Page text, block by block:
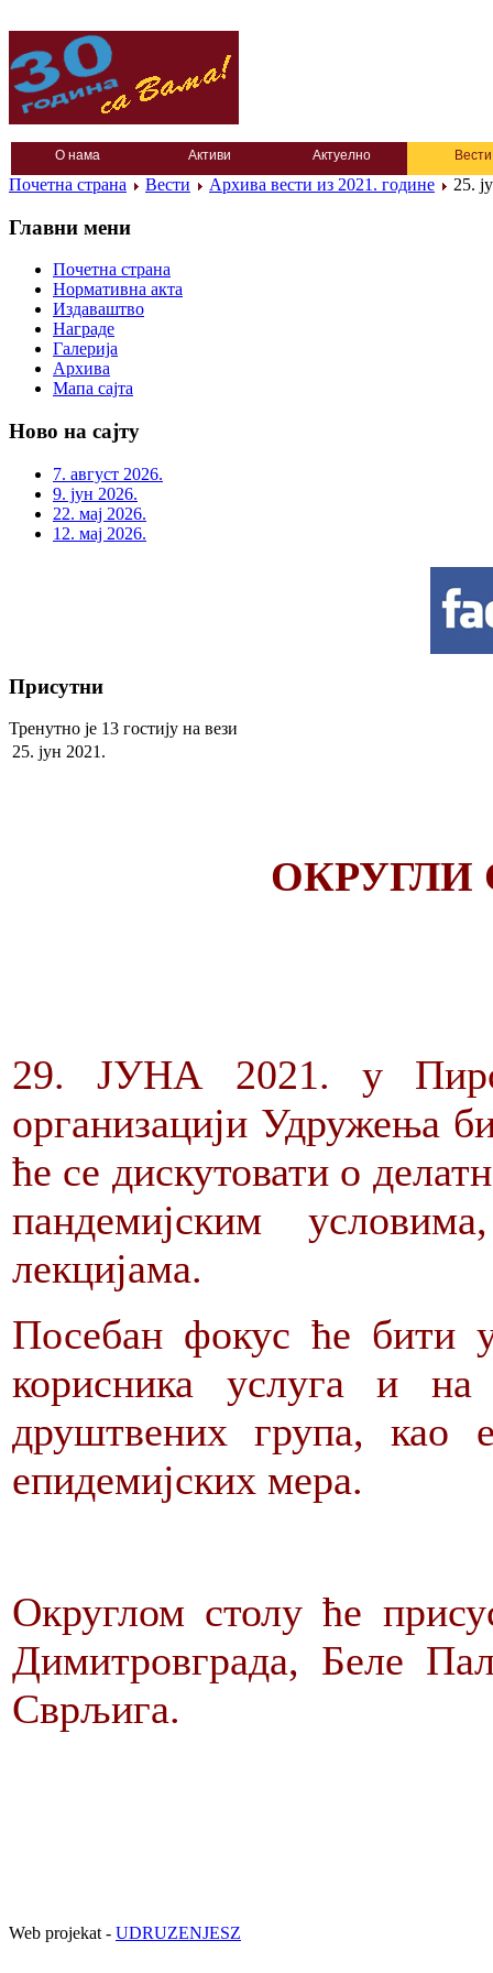
О нама Активи Актуелно Вести
Почетна страна Вести Архива вести из 2021. године 25.
Главни мени
Почетна страна
Нормативна акта
Издаваштво
Награде
Галерија
Архива
Мапа сајта
Ново на сајту
7. август 2026.
9. јун 2026.
22. мај 2026.
12. мај 2026.
Присутни
Тренутно је 13 гостију на вези
25. јун 2021.
ОКРУГЛИ
29. ЈУНА 2021. у
организацији Удружења
ће се дискутовати о
пандемијским
лекцијама.
Посебан фокус ће бити
корисника услуга и
друштвених група, као
епидемијских мера.
Округлом столу ће
Димитровграда, Беле
Сврљига.
Web projekat - UDRUZENJESZ